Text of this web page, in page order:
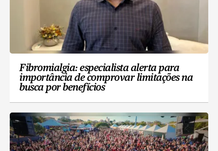
Fibromialgia: especialista alerta para
importância de comprovar limitações na
busca por benefícios